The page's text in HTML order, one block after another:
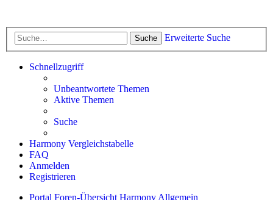
Suche Erweiterte Suche
Schnellzugriff
Unbeantwortete Themen
Aktive Themen
Suche
Harmony Vergleichstabelle
FAQ
Anmelden
Registrieren
Portal Foren-Übersicht Harmony Allgemein